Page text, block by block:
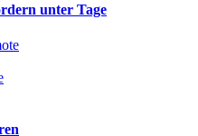
unter Tage